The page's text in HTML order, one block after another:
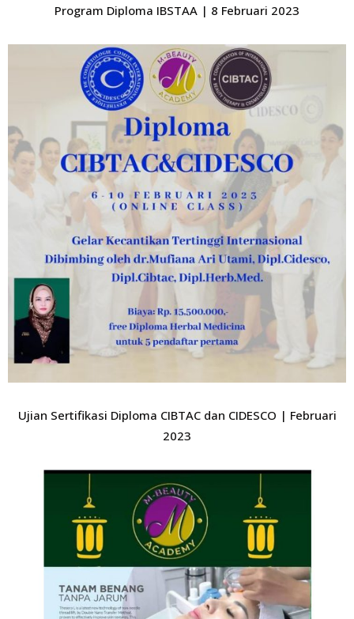
Program Diploma IBSTAA | 8 Februari 2023
Ujian Sertifikasi Diploma CIBTAC dan CIDESCO | Februari
2023